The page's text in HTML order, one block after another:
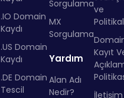
.IO Domain
Kaydı
.US Domain
Kaydı
.DE Domain
Tescil
Sorgulama
MX
Sorgulama
Yardım
Alan Adı
Nedir?
ve
Kayıt
İletişim